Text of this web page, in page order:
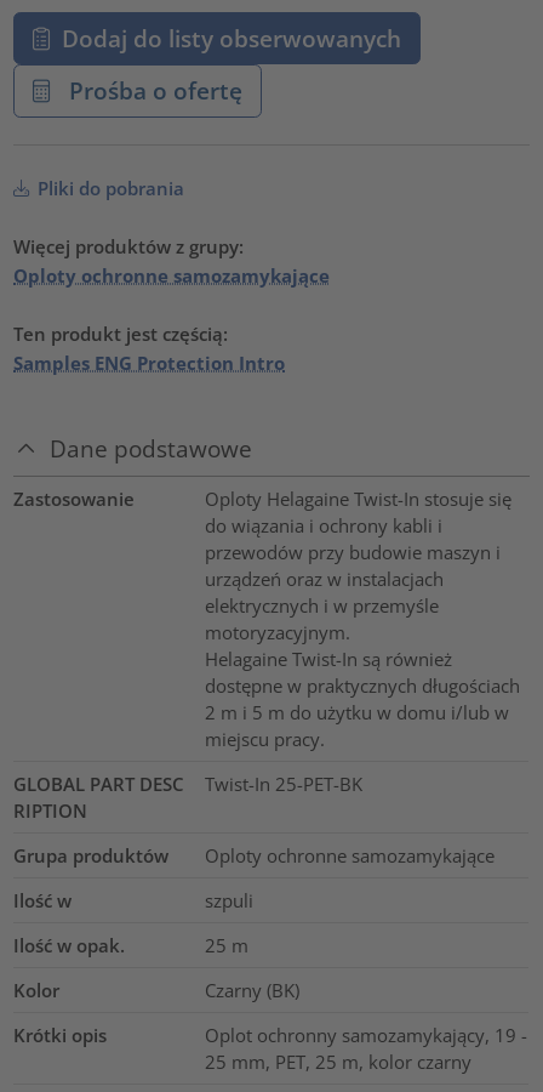
Dodaj do listy obserwowanych
Prośba o ofertę
Pliki do pobrania
Więcej produktów z grupy:
Oploty ochronne samozamykające
Ten produkt jest częścią:
Samples ENG Protection Intro
Dane podstawowe
Zastosowanie
Oploty Helagaine Twist-In stosuje się
do wiązania i ochrony kabli i
przewodów przy budowie maszyn i
urządzeń oraz w instalacjach
elektrycznych i w przemyśle
motoryzacyjnym.
Helagaine Twist-In są również
dostępne w praktycznych długościach
2 m i 5 m do użytku w domu i/lub w
miejscu pracy.
GLOBAL PART DESC
RIPTION
Twist-In 25-PET-BK
Grupa produktów
Oploty ochronne samozamykające
Ilość w
szpuli
Ilość w opak.
25 m
Kolor
Czarny (BK)
Krótki opis
Oplot ochronny samozamykający, 19 -
25 mm, PET, 25 m, kolor czarny